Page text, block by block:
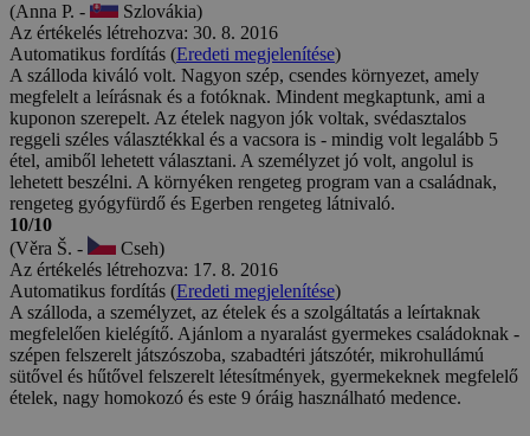
(Anna P. -
Szlovákia)
Az értékelés létrehozva: 30. 8. 2016
Automatikus fordítás (Eredeti megjelenítése)
A szálloda kiváló volt. Nagyon szép, csendes környezet, amely
megfelelt a leírásnak és a fotóknak. Mindent megkaptunk, ami a
kuponon szerepelt. Az ételek nagyon jók voltak, svédasztalos
reggeli széles választékkal és a vacsora is - mindig volt legalább 5
étel, amiből lehetett választani. A személyzet jó volt, angolul is
lehetett beszélni. A környéken rengeteg program van a családnak,
rengeteg gyógyfürdő és Egerben rengeteg látnivaló.
10/10
(Věra Š. -
Cseh)
Az értékelés létrehozva: 17. 8. 2016
Automatikus fordítás (Eredeti megjelenítése)
A szálloda, a személyzet, az ételek és a szolgáltatás a leírtaknak
megfelelően kielégítő. Ajánlom a nyaralást gyermekes családoknak -
szépen felszerelt játszószoba, szabadtéri játszótér, mikrohullámú
sütővel és hűtővel felszerelt létesítmények, gyermekeknek megfelelő
ételek, nagy homokozó és este 9 óráig használható medence.